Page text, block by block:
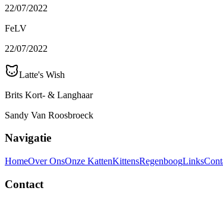
22/07/2022
FeLV
22/07/2022
Latte's Wish
Brits Kort- & Langhaar
Sandy Van Roosbroeck
Navigatie
HomeOver OnsOnze KattenKittensRegenboogLinks
Contact